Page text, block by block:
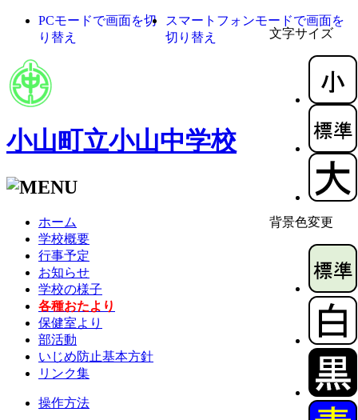
文字サイズ
背景色変更
PCモードで画面を切
り替え
スマートフォンモードで画面を
切り替え
小山町立小山中学校
ホーム
学校概要
行事予定
お知らせ
学校の様子
各種おたより
保健室より
部活動
いじめ防止基本方針
リンク集
操作方法